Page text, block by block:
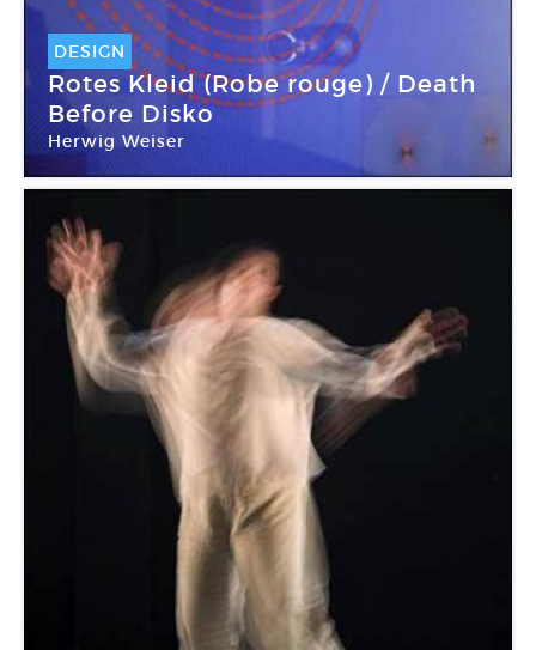
DESIGN
Rotes Kleid (Robe rouge) / Death
Before Disko
Herwig Weiser